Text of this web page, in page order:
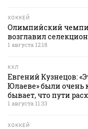
ХОККЕЙ
Олимпийский
возглавил
1 августа 12:18
КХЛ
Евгений Кузнецов:
Юлаеве» были очень
бывает, что пути
1 августа 11:33
ХОККЕЙ